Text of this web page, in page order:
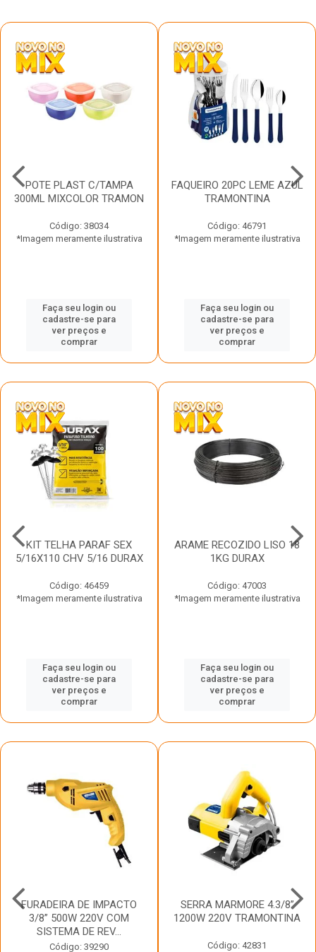
POTE PLAST C/TAMPA
300ML MIXCOLOR TRAMON
Código: 38034
*Imagem meramente ilustrativa
Faça seu login ou
cadastre-se para
ver preços e
comprar
FAQUEIRO 20PC LEME AZUL
TRAMONTINA
Código: 46791
*Imagem meramente ilustrativa
Faça seu login ou
cadastre-se para
ver preços e
comprar
KIT TELHA PARAF SEX
5/16X110 CHV 5/16 DURAX
Código: 46459
*Imagem meramente ilustrativa
Faça seu login ou
cadastre-se para
ver preços e
comprar
ARAME RECOZIDO LISO 18
1KG DURAX
Código: 47003
*Imagem meramente ilustrativa
Faça seu login ou
cadastre-se para
ver preços e
comprar
FURADEIRA DE IMPACTO
3/8” 500W 220V COM
SISTEMA DE REV...
Código: 39290
SERRA MARMORE 4.3/8”
1200W 220V TRAMONTINA
Código: 42831